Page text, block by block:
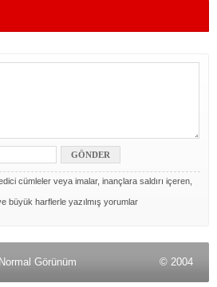
cümleler veya imalar, inançlara saldırı içeren,
büyük harflerle yazılmış yorumlar
Normal Görünüm © 2004